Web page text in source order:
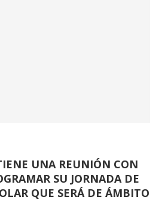
UNA REUNIÓN CON
SU JORNADA DE
QUE SERÁ DE ÁMBITO